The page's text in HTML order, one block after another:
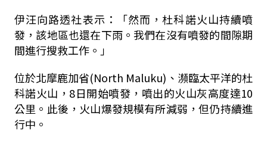
伊汪向路透社表示：「然而，杜科諾火山持續噴
發，該地區也還在下雨。我們在沒有噴發的間隙期
間進行搜救工作。」
位於北摩鹿加省(North Maluku)、瀕臨太平洋的杜
科諾火山，8日開始噴發，噴出的火山灰高度達10
公里。此後，火山爆發規模有所減弱，但仍持續進
行中。